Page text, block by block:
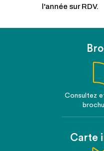
l'année sur RDV.
Consultez
Carte